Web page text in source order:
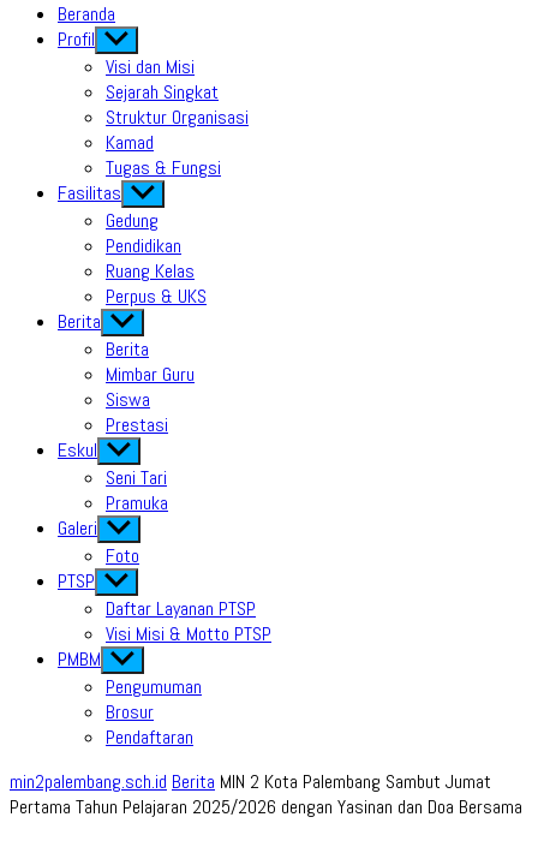
Beranda
Profil Show
sub
menu
Visi dan Misi
Sejarah Singkat
Struktur Organisasi
Kamad
Tugas & Fungsi
Fasilitas Show
sub
menu
Gedung
Pendidikan
Ruang Kelas
Perpus & UKS
Berita Show
sub
menu
Berita
Mimbar Guru
Siswa
Prestasi
Eskul Show
sub
menu
Seni Tari
Pramuka
Galeri Show
sub
menu
Foto
PTSP Show
sub
menu
Daftar Layanan PTSP
Visi Misi & Motto PTSP
PMBM Show
sub
menu
Pengumuman
Brosur
Pendaftaran
min2palembang.sch.id Berita MIN 2 Kota Palembang Sambut Jumat
Pertama Tahun Pelajaran 2025/2026 dengan Yasinan dan Doa Bersama